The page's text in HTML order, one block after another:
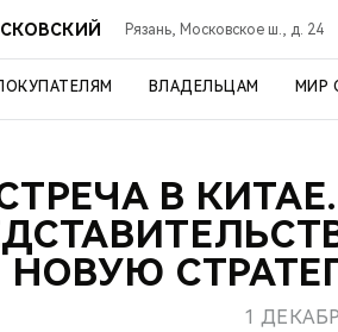
Рязань, Московское ш., д. 24
ВЛАДЕЛЬЦАМ МИР
В
НОВУЮ
1